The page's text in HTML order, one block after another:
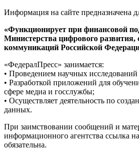
Информация на сайте предназначена
«Функционирует при финансовой
Министерства цифрового развития,
коммуникаций Российской
«ФедералПресс» занимается:
• Проведением научных исследований
• Разработкой приложений для
сфере медиа и госслужбы;
• Осуществляет деятельность по
данных.
При заимствовании сообщений и
информационного агентства ссылка
обязательна.